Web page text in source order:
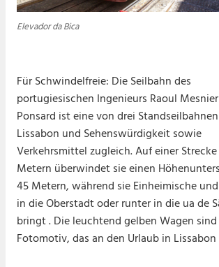
Elevador da Bica
Für Schwindelfreie: Die Seilbahn des
portugiesischen Ingenieurs Raoul
Ponsard ist eine von drei
Lissabon und Sehenswürdigkeit sowie
Verkehrsmittel zugleich. Auf einer
Metern überwindet sie einen
45 Metern, während sie Einheimische
in die Oberstadt oder runter in die ua de
bringt . Die leuchtend gelben Wagen
Fotomotiv, das an den Urlaub in